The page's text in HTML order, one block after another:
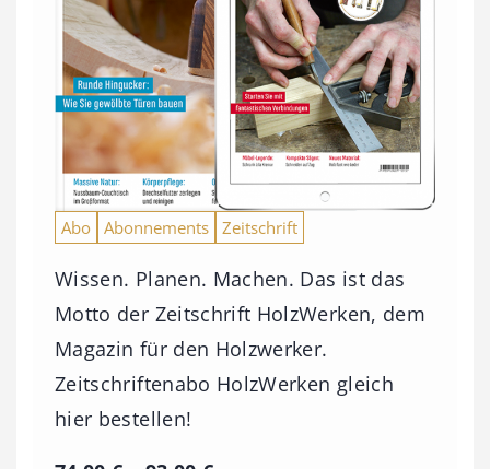
Abo Abonnements Zeitschrift
Wissen. Planen. Machen. Das ist das
Motto der Zeitschrift HolzWerken, dem
Magazin für den Holzwerker.
Zeitschriftenabo HolzWerken gleich
hier bestellen!